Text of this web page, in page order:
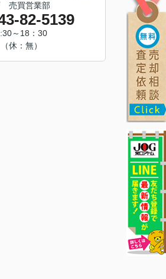
売買営業部
82-5139
～18：30
（休：無）